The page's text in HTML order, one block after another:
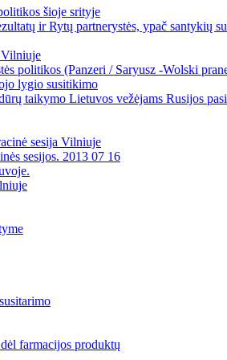
šioje srityje
ir Rytų partnerystės, ypač santykių
politikos (Panzeri / Saryusz -Wolski
lygio susitikimo
taikymo Lietuvos vežėjams Rusijos
sesija Vilniuje
sesijos. 2013 07 16
farmacijos produktų